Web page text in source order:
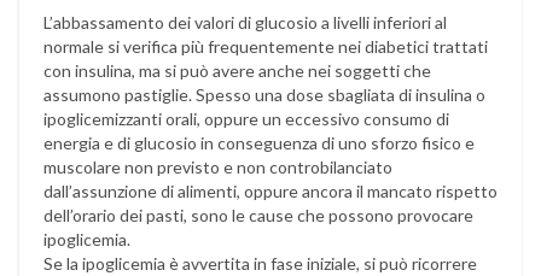
L’abbassamento dei valori di glucosio a livelli inferiori al
normale si verifica più frequentemente nei diabetici trattati
con insulina, ma si può avere anche nei soggetti che
assumono pastiglie. Spesso una dose sbagliata di insulina o
ipoglicemizzanti orali, oppure un eccessivo consumo di
energia e di glucosio in conseguenza di uno sforzo fisico e
muscolare non previsto e non controbilanciato
dall’assunzione di alimenti, oppure ancora il mancato rispetto
dell’orario dei pasti, sono le cause che possono provocare
ipoglicemia.
Se la ipoglicemia è avvertita in fase iniziale, si può ricorrere